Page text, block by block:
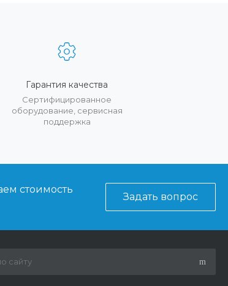
Гарантия качества
Сертифицированное
оборудование, сервисная
поддержка
стоимость
Задать вопрос